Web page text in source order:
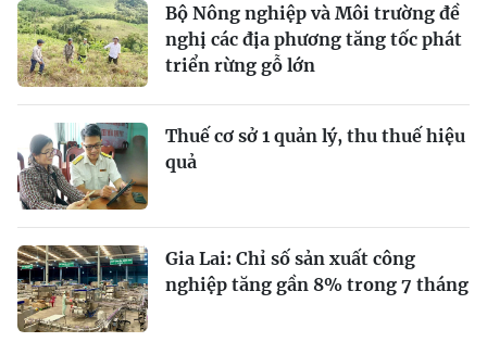
Bộ Nông nghiệp và Môi trường đề
nghị các địa phương tăng tốc phát
triển rừng gỗ lớn
Thuế cơ sở 1 quản lý, thu thuế hiệu
quả
Gia Lai: Chỉ số sản xuất công
nghiệp tăng gần 8% trong 7 tháng